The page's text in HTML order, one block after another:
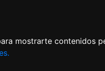
mostrarte contenidos